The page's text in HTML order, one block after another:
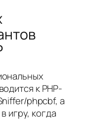
к PHP-
phpcbf, а
игру, когда